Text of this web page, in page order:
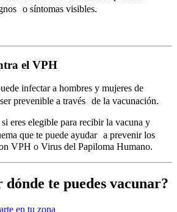
o síntomas visibles.
el VPH
infectar a hombres y mujeres de
prevenible a través de la vacunación.
eres elegible para recibir la vacuna y
que te puede ayudar a prevenir los
VPH o Virus del Papiloma Humano.
dónde te puedes vacunar?
en tu zona